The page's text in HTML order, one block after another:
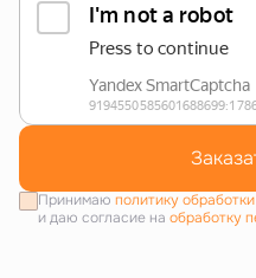
Принимаю политику
и даю согласие на обработку